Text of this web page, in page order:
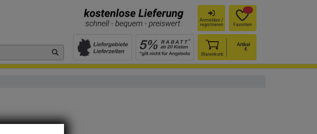
Anmelden /
registrieren
Favoriten
Warenkorb
Artikel
€